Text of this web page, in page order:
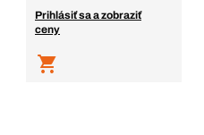
Prihlásiť sa a zobraziť
ceny